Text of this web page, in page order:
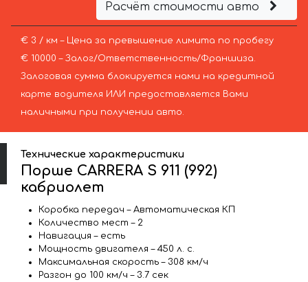
Расчёт стоимости авто
€ 3 / км – Цена за превышение лимита по пробегу
€ 10000 – Залог/Ответственность/Франшиза.
Залоговая сумма блокируется нами на кредитной
карте водителя ИЛИ предоставляется Вами
наличными при получении авто.
Технические характеристики
Порше CARRERA S 911 (992)
кабриолет
Коробка передач – Автоматическая КП
Количество мест – 2
Навигация – есть
Мощность двигателя – 450 л. с.
Максимальная скорость – 308 км/ч
Разгон до 100 км/ч – 3.7 сек